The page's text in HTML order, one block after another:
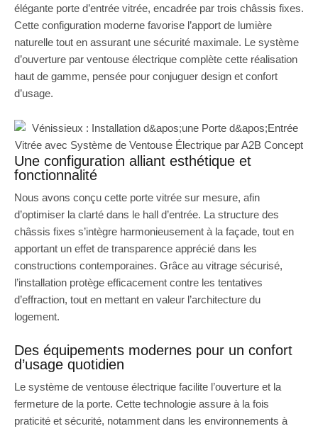
élégante porte d’entrée vitrée, encadrée par trois châssis fixes.
Cette configuration moderne favorise l’apport de lumière
naturelle tout en assurant une sécurité maximale. Le système
d’ouverture par ventouse électrique complète cette réalisation
haut de gamme, pensée pour conjuguer design et confort
d’usage.
Une configuration alliant esthétique et
fonctionnalité
Nous avons conçu cette porte vitrée sur mesure, afin
d’optimiser la clarté dans le hall d’entrée. La structure des
châssis fixes s’intègre harmonieusement à la façade, tout en
apportant un effet de transparence apprécié dans les
constructions contemporaines. Grâce au vitrage sécurisé,
l’installation protège efficacement contre les tentatives
d’effraction, tout en mettant en valeur l’architecture du
logement.
Des équipements modernes pour un confort
d’usage quotidien
Le système de ventouse électrique facilite l’ouverture et la
fermeture de la porte. Cette technologie assure à la fois
praticité et sécurité, notamment dans les environnements à